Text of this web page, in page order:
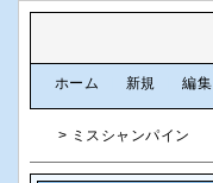
ホーム 新規 編集
> ミスシャンパイン